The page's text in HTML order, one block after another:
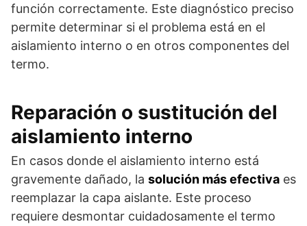
función correctamente. Este diagnóstico preciso
permite determinar si el problema está en el
aislamiento interno o en otros componentes del
termo.
Reparación o sustitución del
aislamiento interno
En casos donde el aislamiento interno está
gravemente dañado, la solución más efectiva es
reemplazar la capa aislante. Este proceso
requiere desmontar cuidadosamente el termo